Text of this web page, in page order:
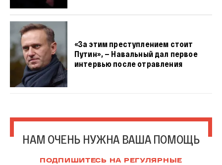
«За этим преступлением стоит
Путин», — Навальный дал первое
интервью после отравления
НАМ ОЧЕНЬ НУЖНА ВАША ПОМОЩЬ
ПОДПИШИТЕСЬ НА РЕГУЛЯРНЫЕ